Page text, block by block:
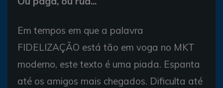
Em tempos em que a palavra
FIDELIZAÇÃO está tão em voga no MKT
moderno, este texto é uma piada. Espanta
até os amigos mais chegados. Dificulta até